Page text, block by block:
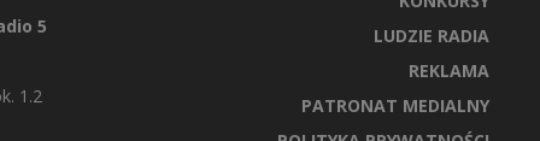
5
1.2
LUDZIE RADIA
REKLAMA
PATRONAT MEDIALNY